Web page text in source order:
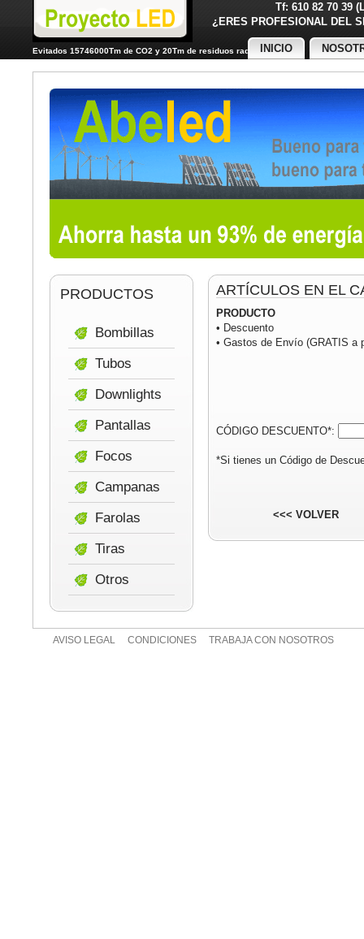
Tf: 610 82 70 39
¿ERES PROFESIONAL
Evitados 15746000Tm de CO2 y 20Tm de residuos radiactivos
INICIO
ARTÍCULOS EN EL
PRODUCTO
• Descuento
• Gastos de Envío (GRATIS a
CÓDIGO DESCUENTO*:
*Si tienes un Código de
<<< VOLVER
PRODUCTOS
Bombillas
Tubos
Downlights
Pantallas
Focos
Campanas
Farolas
Tiras
Otros
AVISO LEGAL CONDICIONES TRABAJA CON NOSOTROS